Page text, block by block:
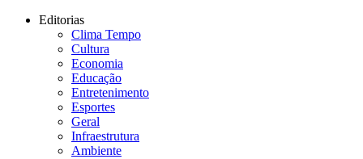
Editorias
Clima Tempo
Cultura
Economia
Educação
Entretenimento
Esportes
Geral
Infraestrutura
Ambiente